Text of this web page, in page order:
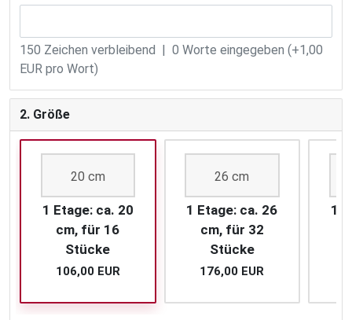
150 Zeichen verbleibend | 0 Worte eingegeben (+1,00
EUR pro Wort)
2. Größe
20 cm
1 Etage: ca. 20
cm, für 16
Stücke
106,00 EUR
26 cm
1 Etage: ca. 26
cm, für 32
Stücke
176,00 EUR
1